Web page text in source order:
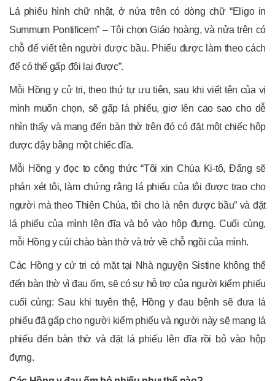
Lá phiếu hình chữ nhật, ở nửa trên có dòng chữ “Eligo in
Summum Pontificem” – Tôi chọn Giáo hoàng, và nửa trên có
chỗ để viết tên người được bầu. Phiếu được làm theo cách
để có thể gấp đôi lại được”.
Mỗi Hồng y cử tri, theo thứ tự ưu tiên, sau khi viết tên của vị
mình muốn chọn, sẽ gấp lá phiếu, giơ lên ​​cao sao cho dễ
nhìn thấy và mang đến bàn thờ trên đó có đặt một chiếc hộp
được đậy bằng một chiếc đĩa.
Mỗi Hồng y đọc to công thức “Tôi xin Chúa Ki-tô, Đấng sẽ
phán xét tôi, làm chứng rằng lá phiếu của tôi được trao cho
người mà theo Thiên Chúa, tôi cho là nên được bầu” và đặt
lá phiếu của mình lên đĩa và bỏ vào hộp đựng. Cuối cùng,
mỗi Hồng y cúi chào bàn thờ và trở về chỗ ngồi của mình.
Các Hồng y cử tri có mặt tại Nhà nguyện Sistine không thể
đến bàn thờ vì đau ốm, sẽ có sự hỗ trợ của người kiểm phiếu
cuối cùng: Sau khi tuyên thệ, Hồng y đau bệnh sẽ đưa lá
phiếu đã gấp cho người kiểm phiếu và người này sẽ mang lá
phiếu đến bàn thờ và đặt lá phiếu lên đĩa rồi bỏ vào hộp
đựng.